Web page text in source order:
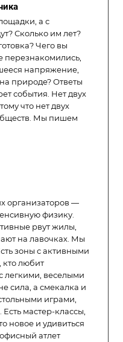
а с
Сколько им лет?
Чего вы
перезнакомились,
напряжение,
природе? Ответы
события. Нет двух
что нет двух
Мы пишем
организаторов —
физику.
рвут жилы,
на лавочках. Мы
зоны с активными
кто любит
легкими, веселыми
сила, а смекалка и
играми,
мастер-классы,
новое и удивиться
атлет